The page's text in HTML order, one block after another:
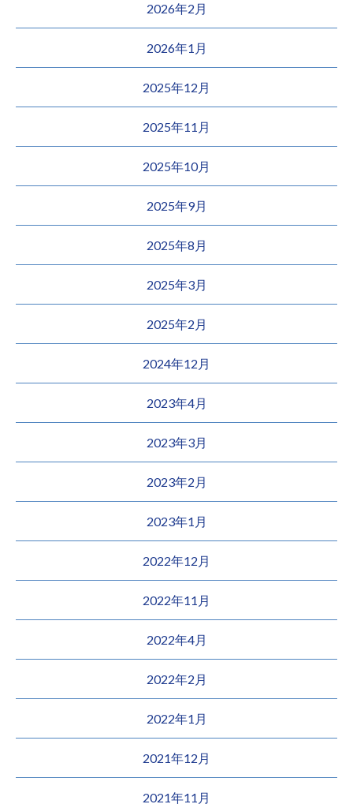
2026年2月
2026年1月
2025年12月
2025年11月
2025年10月
2025年9月
2025年8月
2025年3月
2025年2月
2024年12月
2023年4月
2023年3月
2023年2月
2023年1月
2022年12月
2022年11月
2022年4月
2022年2月
2022年1月
2021年12月
2021年11月